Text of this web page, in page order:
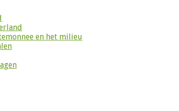
en het milieu